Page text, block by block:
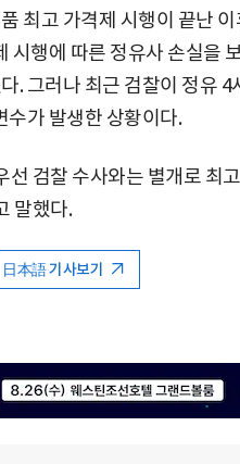
최고 가격제 시행이 끝난
시행에 따른 정유사 손실을
. 그러나 최근 검찰이 정유
수가 발생한 상황이다.
검찰 수사와는 별개로 최
말했다.
日本語 기사보기